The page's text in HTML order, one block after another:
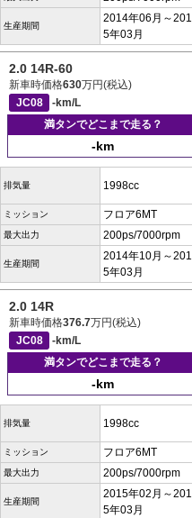
生産期間
2014年06月～201
5年03月
2.0 14R-60
新車時価格630万円(税込)
JC08
-km/L
満タンでどこまで走る？
-km
排気量 1998cc
ミッション フロア6MT
最大出力 200ps/7000rpm
生産期間
2014年10月～201
5年03月
2.0 14R
新車時価格376.7万円(税込)
JC08
-km/L
満タンでどこまで走る？
-km
排気量 1998cc
ミッション フロア6MT
最大出力 200ps/7000rpm
生産期間
2015年02月～201
5年03月